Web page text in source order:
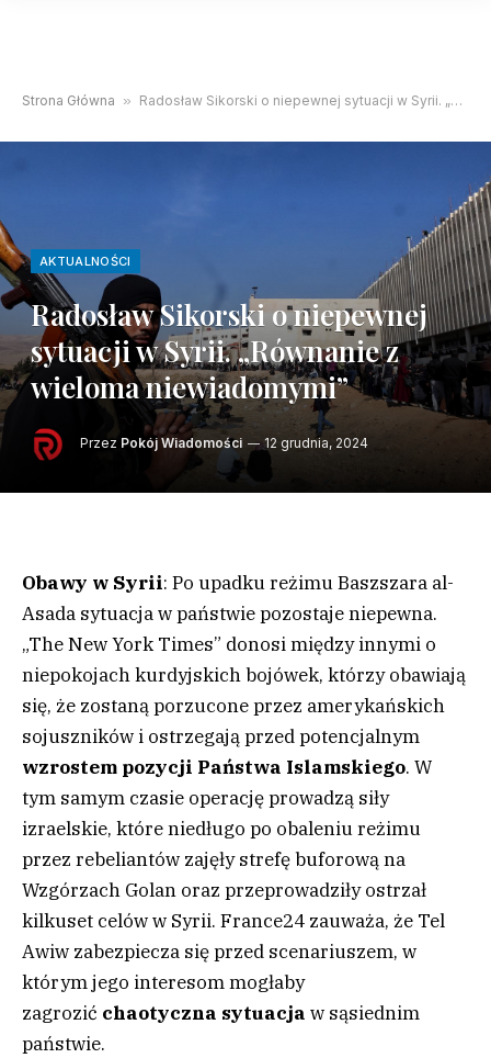
Strona Główna » Radosław Sikorski o niepewnej sytuacji w Syrii. „Równanie z wieloma niewiadomymi”
AKTUALNOŚCI
Radosław Sikorski o niepewnej
sytuacji w Syrii. „Równanie z
wieloma niewiadomymi”
Przez Pokój Wiadomości 12 grudnia, 2024
Obawy w Syrii: Po upadku reżimu Baszszara al-
Asada sytuacja w państwie pozostaje niepewna.
„The New York Times” donosi między innymi o
niepokojach kurdyjskich bojówek, którzy obawiają
się, że zostaną porzucone przez amerykańskich
sojuszników i ostrzegają przed potencjalnym
wzrostem pozycji Państwa Islamskiego. W
tym samym czasie operację prowadzą siły
izraelskie, które niedługo po obaleniu reżimu
przez rebeliantów zajęły strefę buforową na
Wzgórzach Golan oraz przeprowadziły ostrzał
kilkuset celów w Syrii. France24 zauważa, że Tel
Awiw zabezpiecza się przed scenariuszem, w
którym jego interesom mogłaby
zagrozić chaotyczna sytuacja w sąsiednim
państwie.